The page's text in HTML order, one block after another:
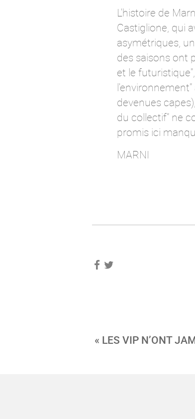
L'histoire de
Castiglione, qui
asymétriques,
des saisons ont
et le
devenues
du collectif" ne
promis ici
MARNI
« LES VIP N’ONT